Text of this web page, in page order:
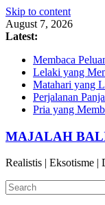
Skip to content
August 7, 2026
Latest:
Membaca
Lelaki yang
Matahari yang
Perjalanan
Pria yang
MAJALAH
Realistis | Eksotisme |